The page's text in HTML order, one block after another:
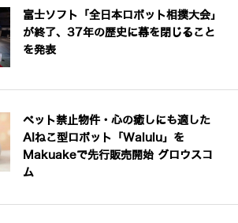
富士ソフト「全日本ロボット相撲大会」
が終了、37年の歴史に幕を閉じること
を発表
ペット禁止物件・心の癒しにも適した
AIねこ型ロボット「Walulu」を
Makuakeで先行販売開始 グロウスコ
ム